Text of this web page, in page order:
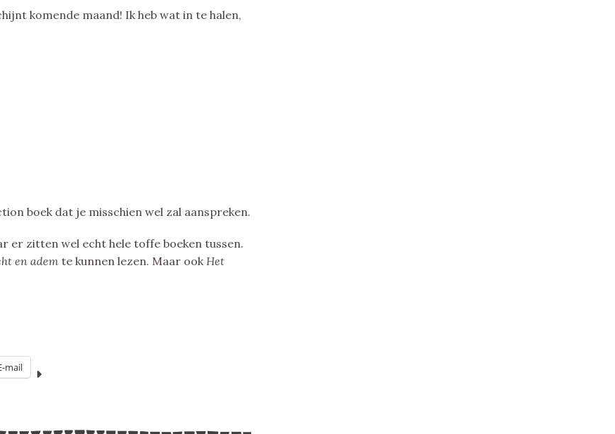
komende maand! Ik heb wat in te halen,
boek dat je misschien wel zal aanspreken.
er zitten wel echt hele toffe boeken tussen.
en adem te kunnen lezen. Maar ookHet
mail